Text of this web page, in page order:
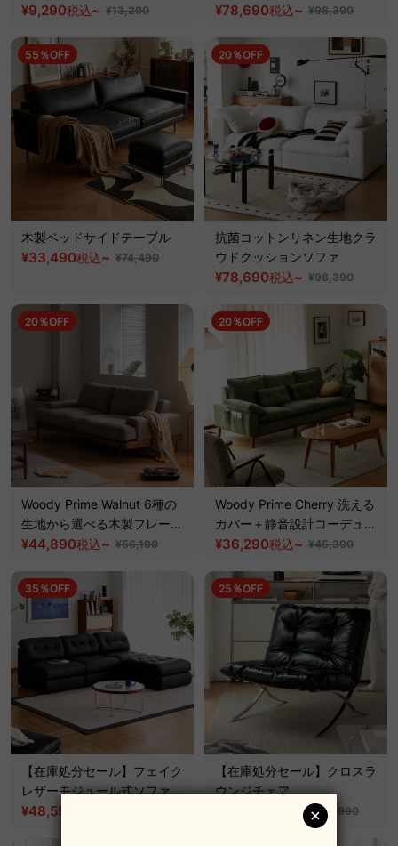
¥9,290税込~ ¥13,290
材カスタマイズ可】
¥78,690税込~ ¥98,390
55％OFF
木製ベッドサイドテーブル
¥33,490税込~ ¥74,490
20％OFF
抗菌コットンリネン生地クラ
ウドクッションソファ
¥78,690税込~ ¥98,390
20％OFF
Woody Prime Walnut 6種の
生地から選べる木製フレーム
ローソファ【色・素材カスタ
クウォールナット材】
¥44,890税込~ ¥56,190
20％OFF
Woody Prime Cherry 洗える
カバー＋静音設計コーデュロ
イクッションソファ【色・素
然チェリー材】
¥36,290税込~ ¥45,390
35％OFF
【在庫処分セール】フェイク
レザーモジュール式ソファ｜
多彩な組み合わせ設計と優れ
¥48,590
25％OFF
【在庫処分セール】クロスラ
ウンジチェア
¥109,990